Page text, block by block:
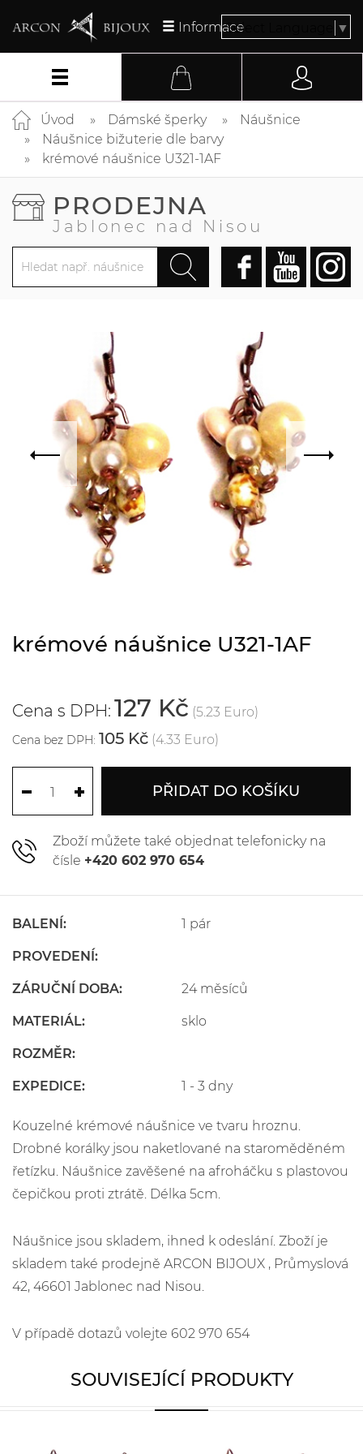
InformaceSelect Language ▼
Úvod Dámské šperky
Náušnice
Náušnice bižuterie dle barvy
krémové náušnice U321-1AF
PRODEJNA
Jablonec nad Nisou
krémové náušnice U321-1AF
Cena s DPH: 127 Kč (5.23 Euro)
Cena bez DPH: 105 Kč (4.33 Euro)
PŘIDAT DO KOŠÍKU
Zboží můžete také objednat telefonicky na
čísle +420 602 970 654
BALENÍ: 1 pár
PROVEDENÍ:
ZÁRUČNÍ DOBA: 24 měsíců
MATERIÁL: sklo
ROZMĚR:
EXPEDICE: 1 - 3 dny
Kouzelné krémové náušnice ve tvaru hroznu.
Drobné korálky jsou naketlované na staroměděném
řetízku. Náušnice zavěšené na afroháčku s plastovou
čepičkou proti ztrátě. Délka 5cm.
Náušnice jsou skladem, ihned k odeslání. Zboží je
skladem také prodejně ARCON BIJOUX , Průmyslová
42, 46601 Jablonec nad Nisou.
V případě dotazů volejte 602 970 654
SOUVISEJÍCÍ PRODUKTY